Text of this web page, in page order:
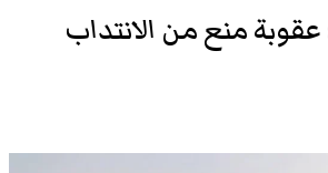
منع من الانتداب